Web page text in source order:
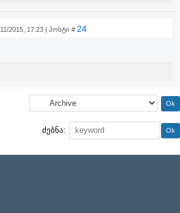
2015, 17:23 | პოსტი # 24
ძებნა: